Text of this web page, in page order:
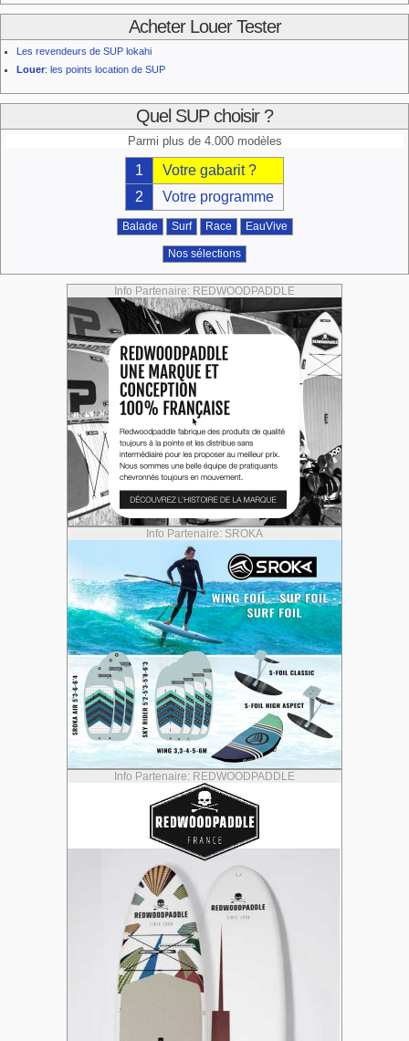
Acheter Louer Tester
Les revendeurs de SUP lokahi
Louer: les points location de SUP
Quel SUP choisir ?
Parmi plus de 4.000 modèles
1
Votre gabarit ?
2
Votre programme
Balade Surf Race EauVive
Nos sélections
Info Partenaire: REDWOODPADDLE
Info Partenaire: SROKA
Info Partenaire: REDWOODPADDLE